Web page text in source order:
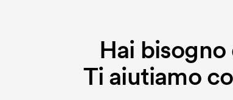
Hai
Ti aiutiamo